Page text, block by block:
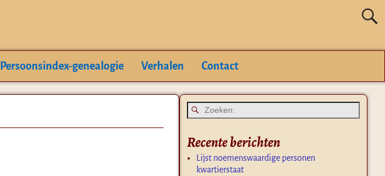
Persoonsindex-genealogie Verhalen Contact
Recente berichten
Lijst noemenswaardige personen
kwartierstaat